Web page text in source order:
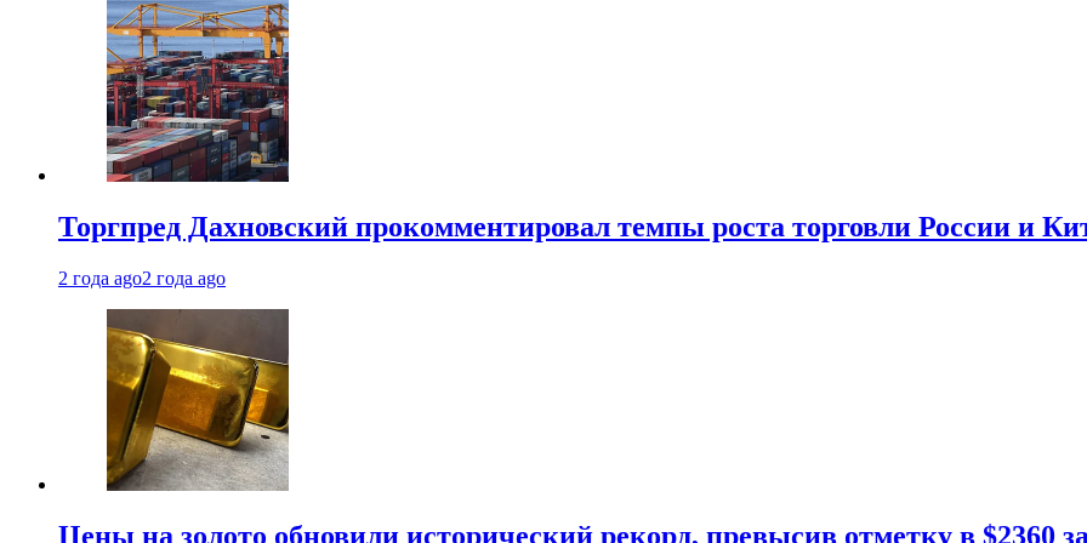
Торгпред Дахновский прокомментировал темпы роста торговли России и
2 года ago2 года ago
Цены на золото обновили исторический рекорд, превысив отметку в $2360